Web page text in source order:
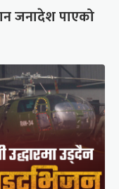
जनादेश पाएको